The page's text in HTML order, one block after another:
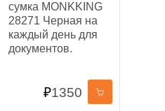
сумка MONKKING
28271 Черная на
каждый день для
документов.
₽1350